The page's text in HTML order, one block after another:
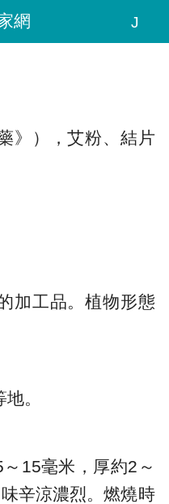
網 J
》），艾粉、結片
加工品。植物形態
。
15毫米，厚約2～
辛涼濃烈。燃燒時